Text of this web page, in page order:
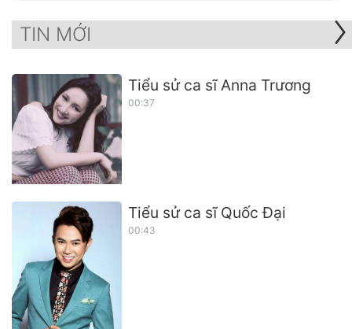
TIN MỚI
Tiểu sử ca sĩ Anna Trương
00:37
Tiểu sử ca sĩ Quốc Đại
00:43